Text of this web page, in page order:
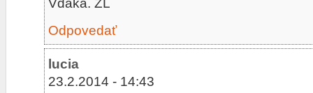
lucia
23.2.2014 - 14:43